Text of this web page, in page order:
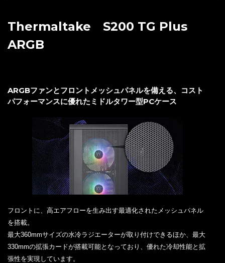
Thermaltake S200 TG Plus
ARGB
ARGBファンとフロントメッシュパネルを備える、コスト
パフォーマンスに優れたミドルタワー型PCケース
フロントに、高エアフローを生み出す最適化されたメッシュパネル
を搭載。
最大360mmサイズの水冷ラジエーターが取り付けできるほか、最大
330mmの拡張カードが搭載可能となっており、優れた冷却性能と拡
張性を実現しています。